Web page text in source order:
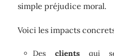
simple préjudice moral.
Voici les impacts
Desclients qui